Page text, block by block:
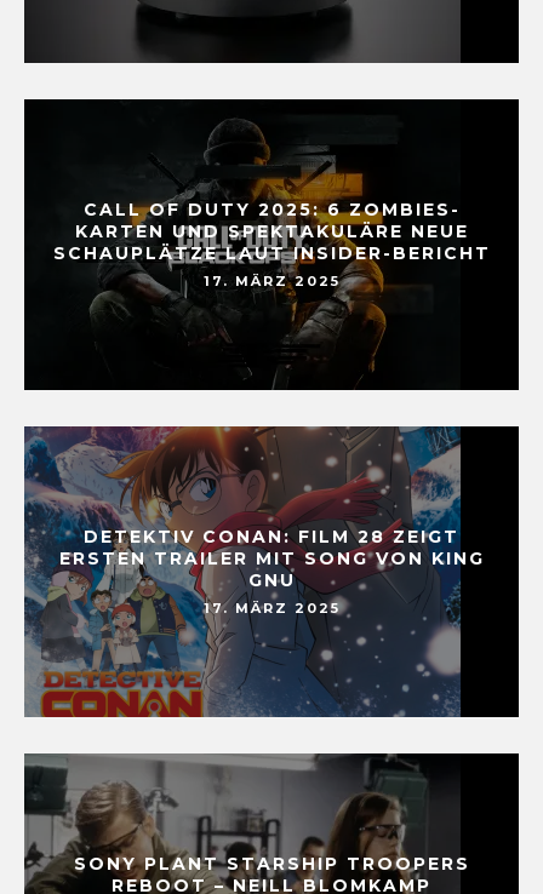
CALL OF DUTY 2025: 6 ZOMBIES-
KARTEN UND SPEKTAKULÄRE NEUE
SCHAUPLÄTZE LAUT INSIDER-BERICHT
17. MÄRZ 2025
DETEKTIV CONAN: FILM 28 ZEIGT
ERSTEN TRAILER MIT SONG VON KING
GNU
17. MÄRZ 2025
SONY PLANT STARSHIP TROOPERS
REBOOT – NEILL BLOMKAMP